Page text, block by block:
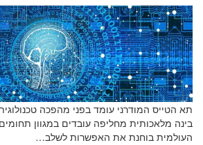
תא הטייס המודרני עומד בפני מהפכה
בינה מלאכותית מחליפה עובדים במגוון
העולמית בוחנת את האפשרות לשלב…